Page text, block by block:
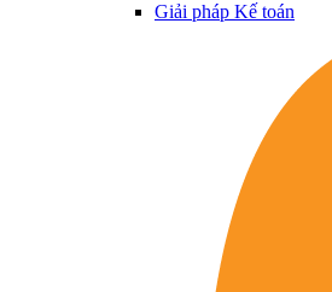
Giải pháp Kế toán